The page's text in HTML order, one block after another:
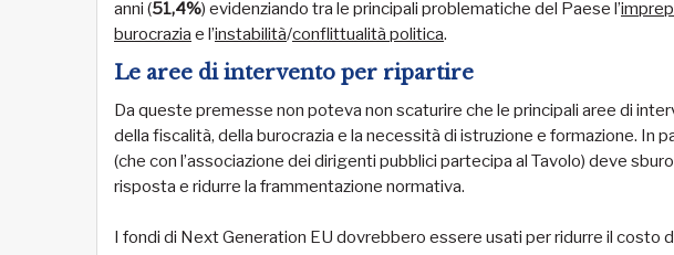
anni (51,4%) evidenziando tra le principali problematiche del Paese l’
burocrazia e l’instabilità/conflittualità politica.
Le aree di intervento per ripartire
Da queste premesse non poteva non scaturire che le principali aree di
della fiscalità, della burocrazia e la necessità di istruzione e formazione. In
(che con l’associazione dei dirigenti pubblici partecipa al Tavolo) deve
risposta e ridurre la frammentazione normativa.
I fondi di Next Generation EU dovrebbero essere usati per ridurre il costo